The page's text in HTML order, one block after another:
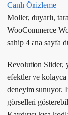
Canlı Önizleme
Moller, duyarlı,
WooCommerce
sahip 4 ana sayfa
Revolution Slider,
efektler ve
deneyim sunuyor.
görselleri